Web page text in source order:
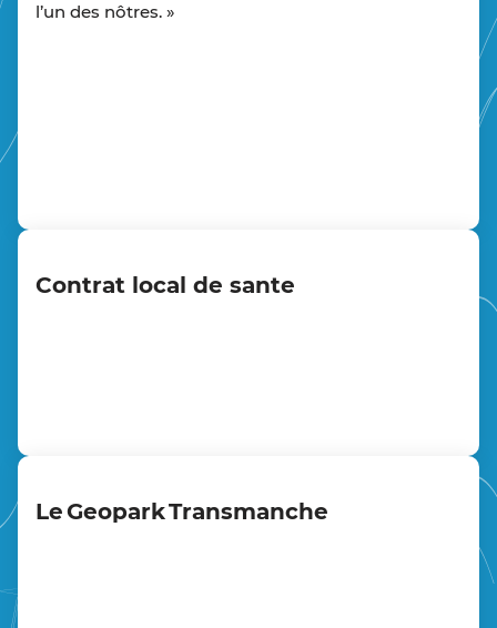
l’un des nôtres. »
Contrat local de sante
Le Geopark Transmanche